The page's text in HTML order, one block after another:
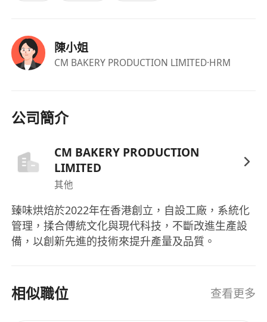
陳小姐
CM BAKERY PRODUCTION LIMITED·HRM
公司簡介
CM BAKERY PRODUCTION
LIMITED
其他
臻味烘焙於2022年在香港創立，自設工廠，系統化
管理，揉合傅統文化與現代科技，不斷改進生產設
備，以創新先進的技術來提升產量及品質。
相似職位 查看更多